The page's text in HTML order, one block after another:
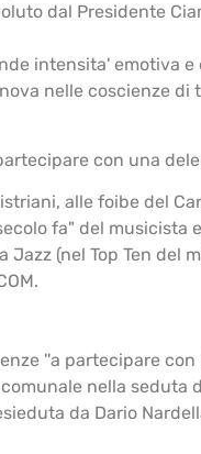
dal Presidente
intensita' emotiva
nelle coscienze di
con una
alle foibe del
fa" del
(nel Top Ten
''a partecipare
nella seduta
da Dario